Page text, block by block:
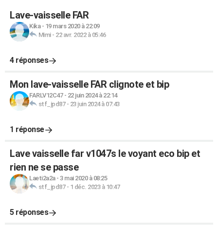
Lave-vaisselle FAR
Kika- 19 mars 2020 à 22:09
Mimi- 22 avr. 2022 à 05:46
4 réponses
Mon lave-vaisselle FAR clignote et bip
FARLV12C47- 22 juin 2024 à 22:14
stf_jpd87- 23 juin 2024 à 07:43
1 réponse
Lave vaisselle far v1047s le voyant eco bip et
rien ne se passe
Laeti2a2a- 3 mai 2020 à 08:25
stf_jpd87- 1 déc. 2023 à 10:47
5 réponses